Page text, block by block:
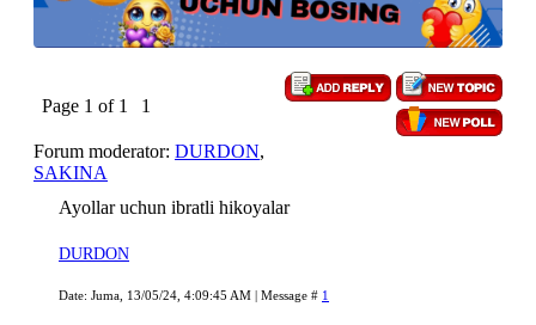
Page 1 of 1 1
Forum moderator: DURDON,
SAKINA
Ayollar uchun ibratli hikoyalar
DURDON
Date: Juma, 13/05/24, 4:09:45 AM | Message # 1